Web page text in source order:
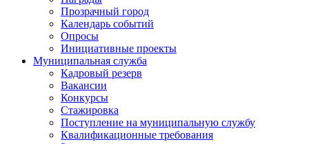
Прозрачный город
Календарь событий
Опросы
Инициативные проекты
Муниципальная служба
Кадровый резерв
Вакансии
Конкурсы
Стажировка
Поступление на муниципальную службу
Квалификационные требования